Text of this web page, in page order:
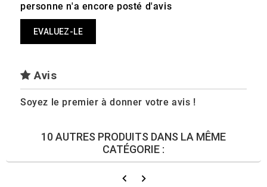
personne n'a encore posté d'avis
EVALUEZ-LE
Avis
Soyez le premier à donner votre avis !
10 AUTRES PRODUITS DANS LA MÊME
CATÉGORIE :